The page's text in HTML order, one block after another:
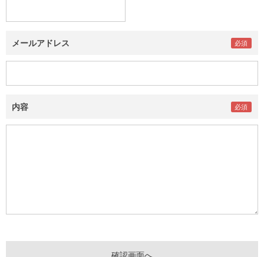
メールアドレス
内容